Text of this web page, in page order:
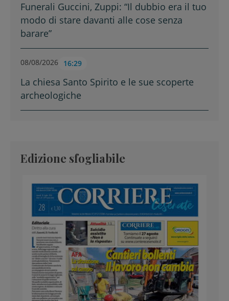
Funerali Guccini, Zuppi: “Il dubbio era il tuo
modo di stare davanti alle cose senza
barare”
08/08/2026 16:29
La chiesa Santo Spirito e le sue scoperte
archeologiche
Edizione sfogliabile